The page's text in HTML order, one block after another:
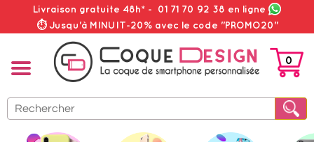
Livraison gratuite 48h* - 01 71 70 92 38 en ligne
⏱ Jusqu'à MINUIT-20% avec le code "PROMO20"
PANIER
0